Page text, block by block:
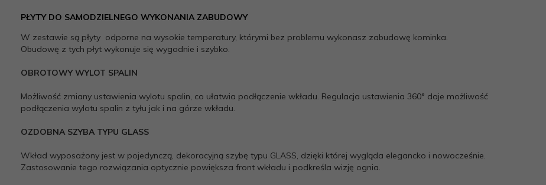
PŁYTY DO SAMODZIELNEGO WYKONANIA ZABUDOWY
W zestawie są płyty odporne na wysokie temperatury, którymi bez problemu wykonasz zabudowę kominka.
Obudowę z tych płyt wykonuje się wygodnie i szybko.
OBROTOWY WYLOT SPALIN
Możliwość zmiany ustawienia wylotu spalin, co ułatwia podłączenie wkładu. Regulacja ustawienia 360° daje możliwość
podłączenia wylotu spalin z tyłu jak i na górze wkładu.
OZDOBNA SZYBA TYPU GLASS
Wkład wyposażony jest w pojedynczą, dekoracyjną szybę typu GLASS, dzięki której wygląda elegancko i nowocześnie.
Zastosowanie tego rozwiązania optycznie powiększa front wkładu i podkreśla wizję ognia.